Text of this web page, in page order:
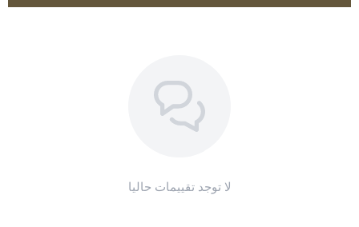
اطلب المنتج
لا توجد تقييمات حاليا